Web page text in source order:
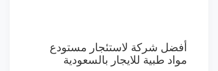
أفضل شركة لاستئجار مستودع
مواد طبية للايجار بالسعودية